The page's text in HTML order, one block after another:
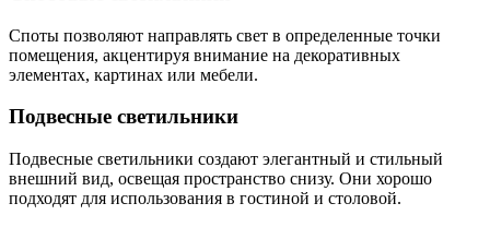
Споты позволяют направлять свет в определенные точки
помещения, акцентируя внимание на декоративных
элементах, картинах или мебели.
Подвесные светильники
Подвесные светильники создают элегантный и стильный
внешний вид, освещая пространство снизу. Они хорошо
подходят для использования в гостиной и столовой.